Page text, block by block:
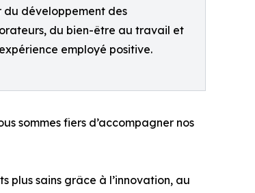
du développement des
du bien-être au travail et
employé positive.
sommes fiers d’accompagner nos
plus sains grâce à l’innovation, au